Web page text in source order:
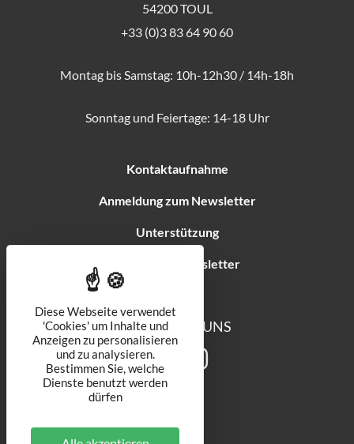
54200 TOUL
+33 (0)3 83 64 90 60
Montag bis Samstag: 10h-12h30 / 14h-18h
Sonntag und Feiertage: 14-18 Uhr
Kontaktaufnahme
Anmeldung zum Newsletter
Unterstützung
Inscription newsletter
FOLGEN SIE UNS
Diese Webseite verwendet
'Cookies' um Inhalte und
Anzeigen zu personalisieren
und zu analysieren.
Bestimmen Sie, welche
Dienste benutzt werden
dürfen